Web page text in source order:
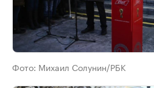
Фото: Михаил Солунин/РБК